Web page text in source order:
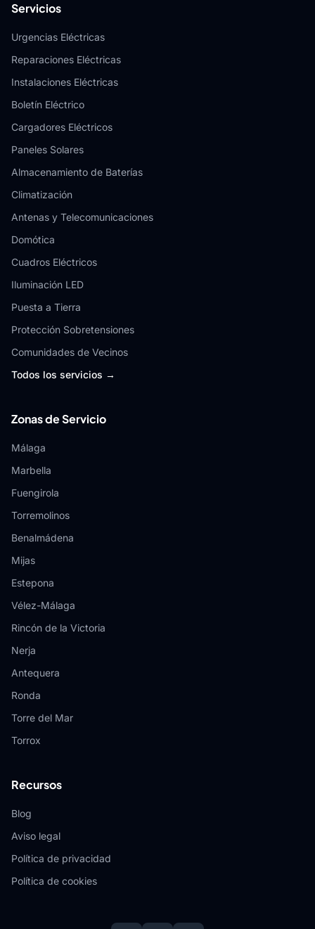
Servicios
Urgencias Eléctricas
Reparaciones Eléctricas
Instalaciones Eléctricas
Boletín Eléctrico
Cargadores Eléctricos
Paneles Solares
Almacenamiento de Baterías
Climatización
Antenas y Telecomunicaciones
Domótica
Cuadros Eléctricos
Iluminación LED
Puesta a Tierra
Protección Sobretensiones
Comunidades de Vecinos
Todos los servicios →
Zonas de Servicio
Málaga
Marbella
Fuengirola
Torremolinos
Benalmádena
Mijas
Estepona
Vélez-Málaga
Rincón de la Victoria
Nerja
Antequera
Ronda
Torre del Mar
Torrox
Recursos
Blog
Aviso legal
Política de privacidad
Política de cookies